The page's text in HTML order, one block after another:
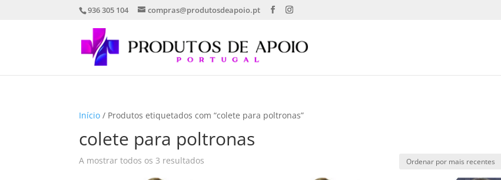
936 305 104 compras@produtosdeapoio.pt
Início / Produtos etiquetados com “colete para poltronas”
colete para poltronas
A mostrar todos os 3 resultados